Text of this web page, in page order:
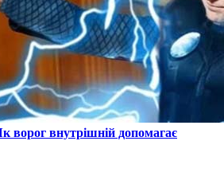
ворог внутрішній допомагає